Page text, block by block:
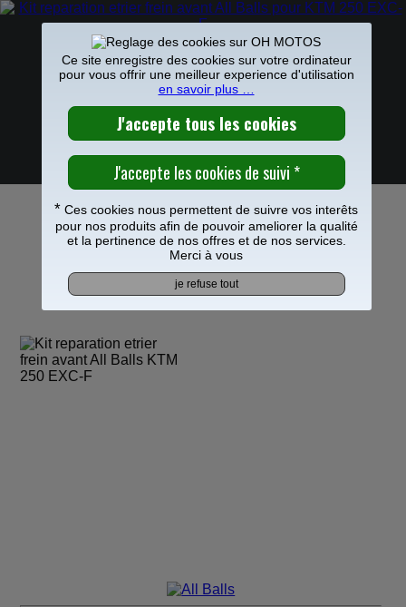
0
Frais de port offerts à partir de 49€
Etrier Maitre cylindre frein
KIT REPARATION ETRIER FREIN AVANT ALL
BALLS POUR KTM 250 EXC-F
Ce site enregistre des cookies sur votre ordinateur
pour vous offrir une meilleur experience d'utilisation
en savoir plus …
* Ces cookies nous permettent de suivre vos interêts
pour nos produits afin de pouvoir ameliorer la qualité
et la pertinence de nos offres et de nos services.
Merci à vous